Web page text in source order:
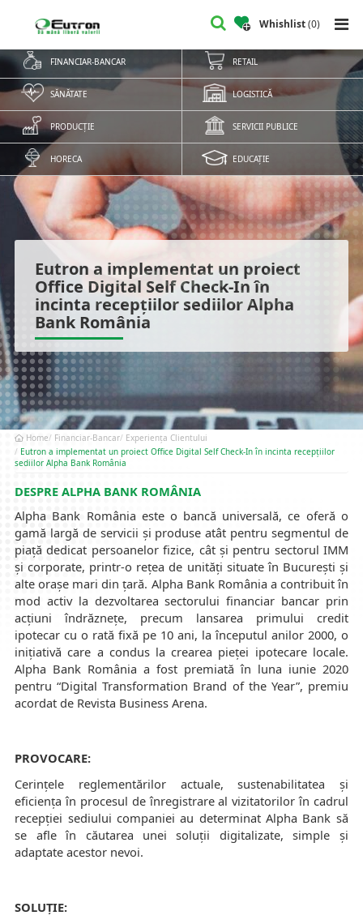
Whishlist(0)
FINANCIAR-BANCAR RETAIL
SĂNĂTATE LOGISTICĂ
PRODUCȚIE SERVICII PUBLICE
HORECA EDUCAȚIE
Eutron a implementat un proiect
Office Digital Self Check-In în
incinta recepțiilor sediilor Alpha
Bank România
Home Financiar-Bancar Experiența Clientului
Eutron a implementat un proiect Office Digital Self Check-In în incinta recepțiilor
sediilor Alpha Bank România
DESPRE ALPHA BANK ROMÂNIA
Alpha Bank România este o bancă universală, ce oferă o
gamă largă de servicii și produse atât pentru segmentul de
piață dedicat persoanelor fizice, cât și pentru sectorul IMM
și corporate, printr-o rețea de unități situate în București și
alte orașe mari din țară. Alpha Bank România a contribuit în
mod activ la dezvoltarea sectorului financiar bancar prin
acțiuni îndrăznețe, precum lansarea primului credit
ipotecar cu o rată fixă pe 10 ani, la începutul anilor 2000, o
inițiativă care a condus la crearea pieței ipotecare locale.
Alpha Bank România a fost premiată în luna iunie 2020
pentru “Digital Transformation Brand of the Year”, premiu
acordat de Revista Business Arena.
PROVOCARE:
Cerințele reglementărilor actuale, sustenabilitatea și
eficiența în procesul de înregistrare al vizitatorilor în cadrul
recepției sediului companiei au determinat Alpha Bank să
se afle în căutarea unei soluții digitalizate, simple și
adaptate acestor nevoi.
SOLUȚIE: